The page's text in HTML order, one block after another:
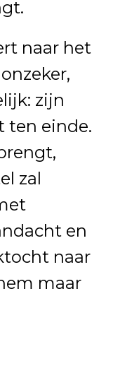
naar het
zijn
ten einde.
zal
en
naar
maar